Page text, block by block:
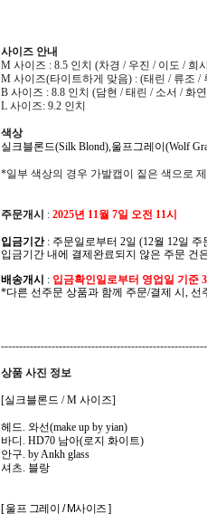
사이즈 안내
M 사이즈 : 8.5 인치 (차경 / 우진 / 이도 / 희
M 사이즈(타이트하게 맞음) : (태린 / 류조 /
B 사이즈 : 8.8 인치 (담현 / 태린 / 소서 / 화
L 사이즈: 9.2 인치
색상
실크블론드(Silk Blond),울프그레이(Wolf
*일부 색상의 경우 가발캡이 짙은 색으로
주문개시 : 2025년 11월 7일 오전 11시
입금기간: 주문일로부터 2일 (12월 12일 주
입금기간 내에 결제완료되지 않은 주문 건
배송개시 : 입금확인일로부터 영업일 기준
*다른 선주문 상품과 함께 주문/결제 시,
상품 사진 정보
[실크블론드 / M 사이즈]
헤드. 와선(make up by yian)
바디. HD70 남아(로지 화이트)
안구. by Ankh glass
셔츠. 블랑
[ 울프 그레이 / M사이즈 ]